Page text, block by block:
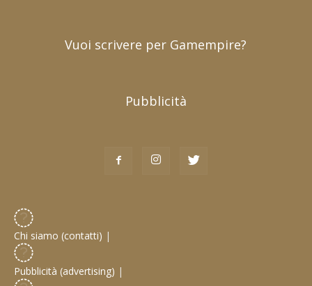
Vuoi scrivere per Gamempire?
Pubblicità
Chi siamo (contatti) |
Pubblicità (advertising) |